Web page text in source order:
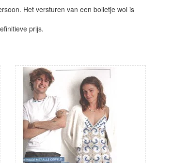
Het versturen van een bolletje wol is
prijs.